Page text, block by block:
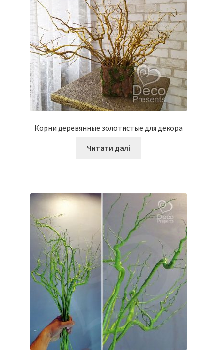
Корни деревянные золотистые для декора
Читати далі